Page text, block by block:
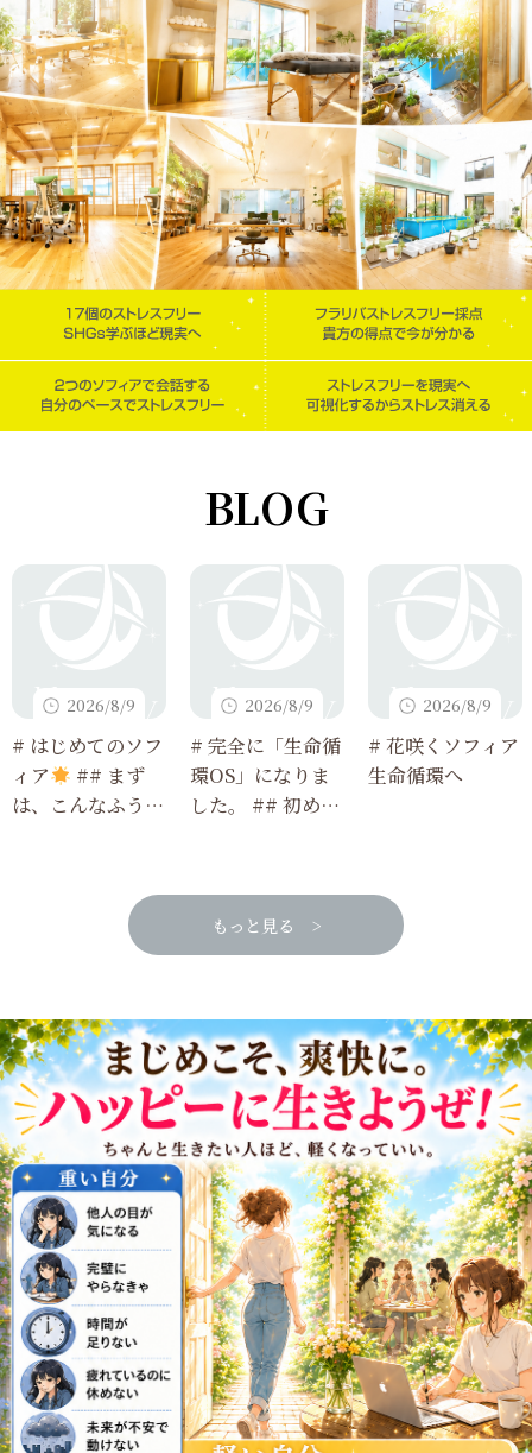
BLOG
2026/8/9
# はじめてのソフ
ィア
は、こんなふうに
2026/8/9
# 完全に「生命循
環OS」になりま
した。 ## 初めて
ップデート
2026/8/9
# 花咲くソフィア
生命循環へ
もっと見る >